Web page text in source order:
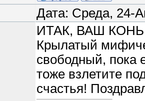
Дата: Среда, 24-
ИТАК, ВАШ
Крылатый
свободный, пока
тоже взлетите
счастья!